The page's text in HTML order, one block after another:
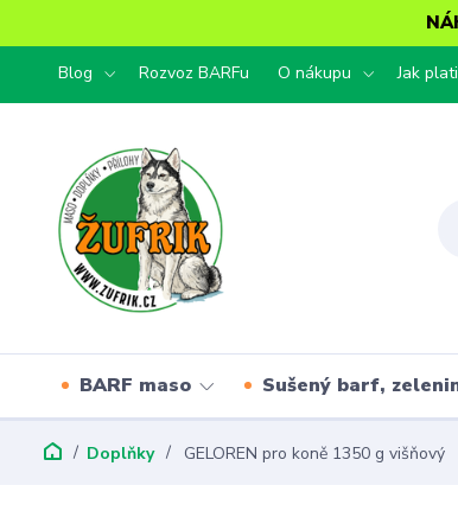
Blog Rozvoz BARFu O nákupu Jak
BARF maso Sušený barf,
Doplňky GELOREN pro koně 1350 g višňový